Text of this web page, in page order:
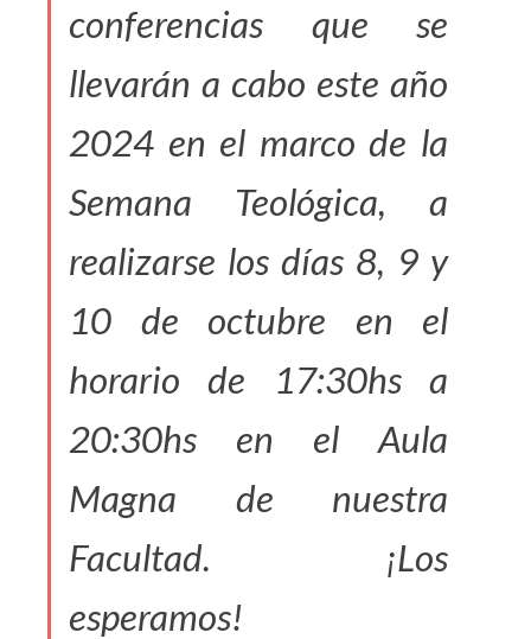
conferencias que se
llevarán a cabo este año
2024 en el marco de la
Semana Teológica, a
realizarse los días 8, 9 y
10 de octubre en el
horario de 17:30hs a
20:30hs en el Aula
Magna de nuestra
Facultad. ¡Los
esperamos!